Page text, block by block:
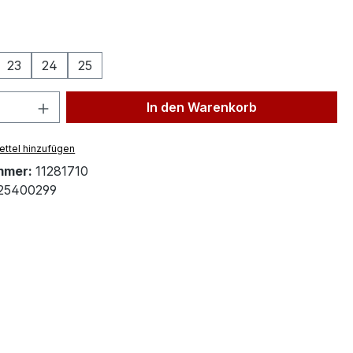
23 24 25
Anzahl: Gib den gewünschten Wert
In den Warenkorb
hinzufügen
11281710